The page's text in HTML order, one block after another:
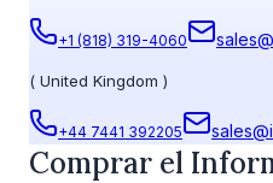
+1 (818) 319-4060
( United Kingdom )
+44 7441 392205
Comprar el